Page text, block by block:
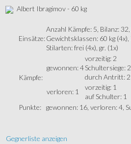
Albert Ibragimov - 60 kg
Einsätze:
Anzahl Kämpfe: 5, Bilanz:
Gewichtsklassen: 60 kg (4x),
Stilarten: frei (4x), gr. (1x)
Kämpfe:
gewonnen: 4
vorzeitig: 2
Schultersiege: 2
durch Antritt: 2
verloren: 1
vorzeitig: 1
auf Schulter: 1
Punkte: gewonnen: 16, verloren: 4,
Gegnerliste anzeigen